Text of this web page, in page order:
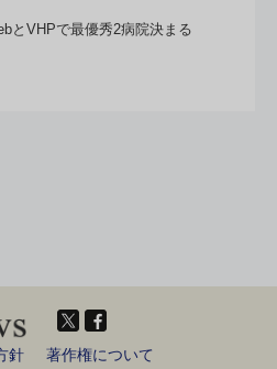
とVHPで最優秀2病院決まる
針
著作権について